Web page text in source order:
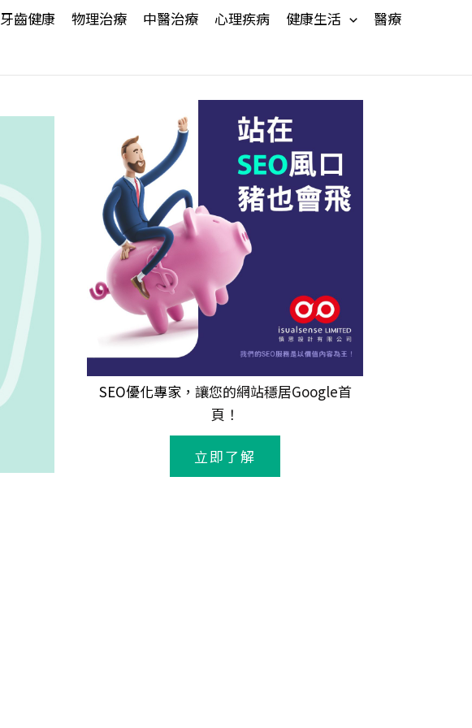
牙齒健康 物理治療 中醫治療 心理疾病 健康生活
醫療
SEO優化專家，讓您的網站穩居Google首
頁！
立即了解